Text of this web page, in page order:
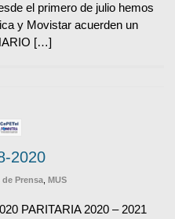
el primero de julio hemos
y Movistar acuerden un
[…]
2020
Prensa MUS
PARITARIA 2020 – 2021